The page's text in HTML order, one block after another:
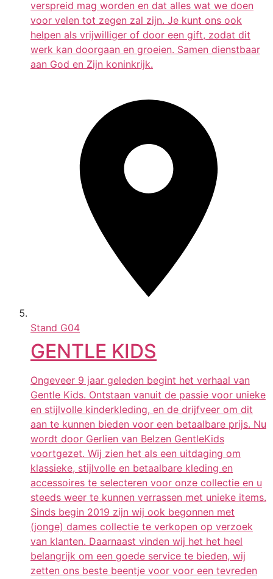
verspreid mag worden en dat alles wat we doen
voor velen tot zegen zal zijn. Je kunt ons ook
helpen als vrijwilliger of door een gift, zodat dit
werk kan doorgaan en groeien. Samen dienstbaar
aan God en Zijn koninkrijk.
Stand G04
GENTLE KIDS
Ongeveer 9 jaar geleden begint het verhaal van
Gentle Kids. Ontstaan vanuit de passie voor unieke
en stijlvolle kinderkleding, en de drijfveer om dit
aan te kunnen bieden voor een betaalbare prijs. Nu
wordt door Gerlien van Belzen GentleKids
voortgezet. Wij zien het als een uitdaging om
klassieke, stijlvolle en betaalbare kleding en
accessoires te selecteren voor onze collectie en u
steeds weer te kunnen verrassen met unieke items.
Sinds begin 2019 zijn wij ook begonnen met
(jonge) dames collectie te verkopen op verzoek
van klanten. Daarnaast vinden wij het het heel
belangrijk om een goede service te bieden, wij
zetten ons beste beentje voor voor een tevreden